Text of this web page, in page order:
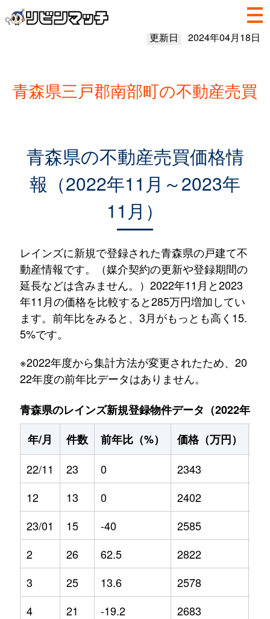
更新日 2024年04月18日
青森県三戸郡南部町の不動産売買
青森県の不動産売買価格情
報（2022年11月～2023年
11月）
レインズに新規で登録された青森県の戸建て不
動産情報です。（媒介契約の更新や登録期間の
延長などは含みません。）2022年11月と2023
年11月の価格を比較すると285万円増加してい
ます。前年比をみると、3月がもっとも高く15.
5%です。
※2022年度から集計方法が変更されたため、20
22年度の前年比データはありません。
青森県のレインズ新規登録物件データ（2022年11
年/月
件数 前年比（%） 価格（万円）
22/11
23 0 2343
12
13 0 2402
23/01
15 -40 2585
2
26 62.5 2822
3
25 13.6 2578
4
21 -19.2 2683